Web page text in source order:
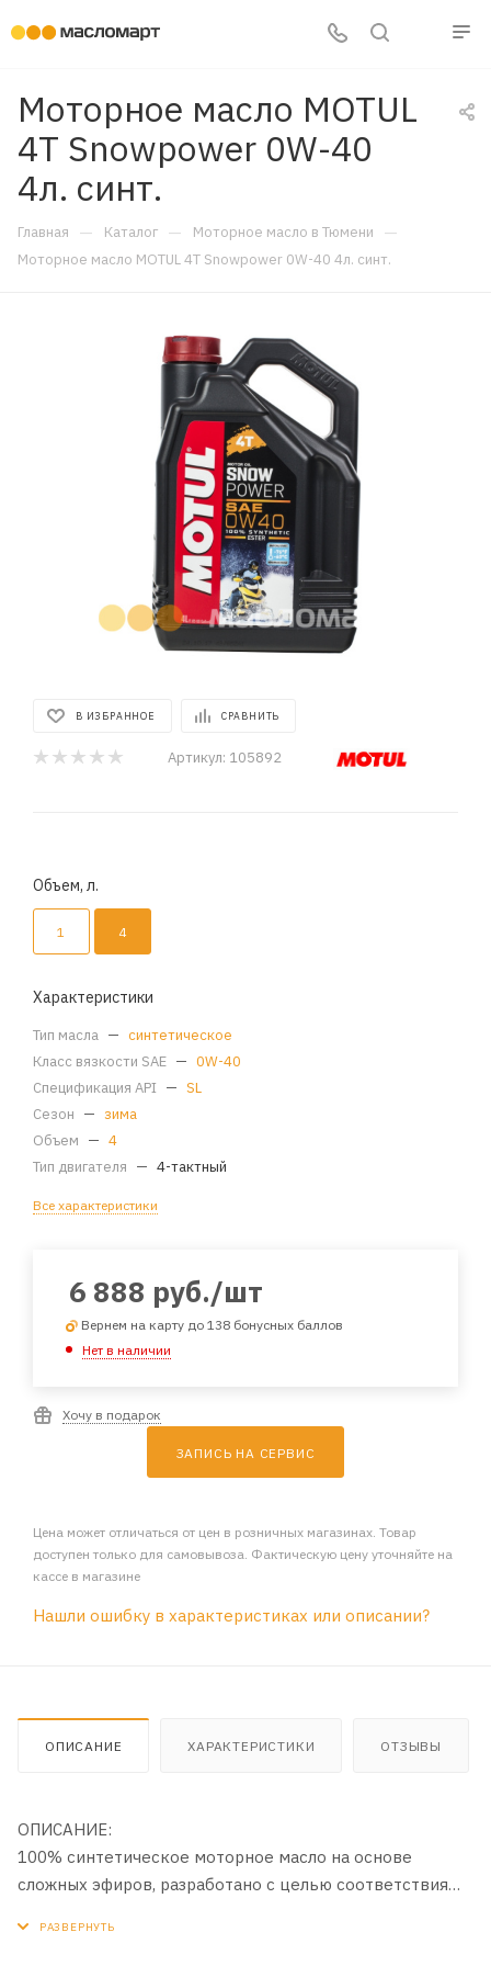
Моторное масло MOTUL
4T Snowpower 0W-40
4л. синт.
Главная — Каталог — Моторное масло в Тюмени —
Моторное масло MOTUL 4T Snowpower 0W-40 4л. синт.
В ИЗБРАННОЕ СРАВНИТЬ
Артикул: 105892
Объем, л.
1 4
Характеристики
Тип масла — синтетическое
Класс вязкости SAE — 0W-40
Спецификация API — SL
Сезон — зима
Объем — 4
Тип двигателя — 4-тактный
Все характеристики
6 888 руб./шт
Вернем на карту до 138 бонусных баллов
Нет в наличии
Хочу в подарок
ЗАПИСЬ НА СЕРВИС
Цена может отличаться от цен в розничных магазинах. Товар
доступен только для самовывоза. Фактическую цену уточняйте на
кассе в магазине
Нашли ошибку в характеристиках или описании?
ОПИСАНИЕ ХАРАКТЕРИСТИКИ ОТЗЫВЫ
ОПИСАНИЕ:
100% синтетическое моторное масло на основе
сложных эфиров, разработано с целью соответствия